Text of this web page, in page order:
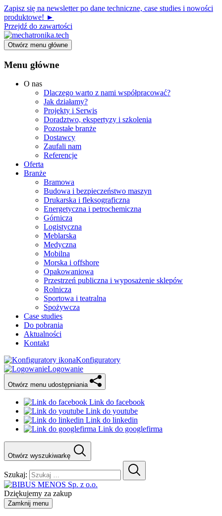
Zapisz się na newsletter po dane techniczne, case studies i nowości
produktowe! ►
Przejdź do zawartości
Otwórz menu główne
Menu główne
O nas
Dlaczego warto z nami współpracować?
Jak działamy?
Projekty i Serwis
Doradztwo, ekspertyzy i szkolenia
Pozostałe branże
Dostawcy
Zaufali nam
Referencje
Oferta
Branże
Bramowa
Budowa i bezpieczeństwo maszyn
Drukarska i fleksograficzna
Energetyczna i petrochemiczna
Górnicza
Logistyczna
Meblarska
Medyczna
Mobilna
Morska i offshore
Opakowaniowa
Przestrzeń publiczna i wyposażenie sklepów
Rolnicza
Sportowa i teatralna
Spożywcza
Case studies
Do pobrania
Aktualności
Kontakt
Konfiguratory
Logowanie
Otwórz menu udostępniania
Link do facebook
Link do youtube
Link do linkedin
Link do googlefirma
Otwórz wyszukiwarkę
Szukaj:
Dziękujemy za zakup
Zamknij menu